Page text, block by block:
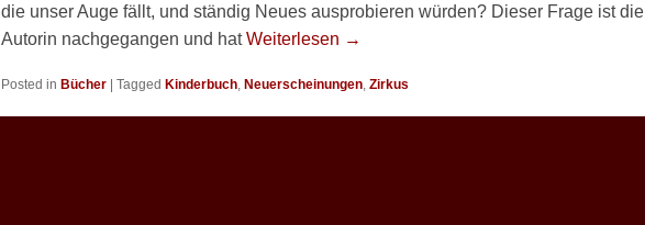
die unser Auge fällt, und ständig Neues ausprobieren würden? Dieser Frage ist die
Autorin nachgegangen und hatWeiterlesen →
Posted in Bücher | Tagged Kinderbuch Neuerscheinungen Zirkus